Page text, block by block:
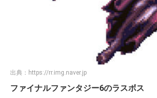
出典： https://rr.img.naver.jp
ファイナルファンタジー6のラスボス